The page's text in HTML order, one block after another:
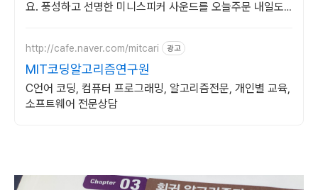
요. 풍성하고 선명한 미니스피커 사운드를 오늘주문 내일도
http://cafe.naver.com/mitcari 광고
MIT코딩알고리즘연구원
C언어 코딩, 컴퓨터 프로그래밍, 알고리즘전문, 개인별 교육,
소프트웨어 전문상담